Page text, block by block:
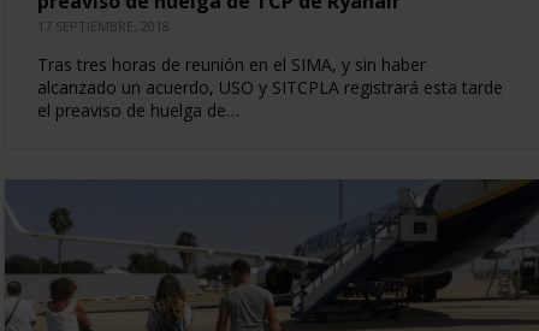
17 SEPTIEMBRE, 2018
Tras tres horas de reunión en el SIMA, y sin haber
alcanzado un acuerdo, USO y SITCPLA registrará esta tarde
el preaviso de huelga de…